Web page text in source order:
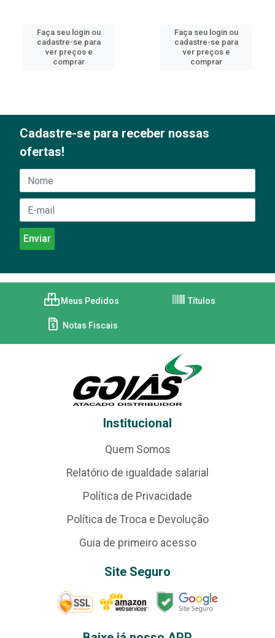
Faça seu login ou
cadastre-se para
ver preços e
comprar
Faça seu login ou
cadastre-se para
ver preços e
comprar
Cadastre-se para receber nossas
ofertas!
Meus Pedidos Títulos
Notas Fiscais
Institucional
Quem Somos
Relatório de igualdade salarial
Política de Privacidade
Política de Troca e Devolução
Guia de primeiro acesso
Site Seguro